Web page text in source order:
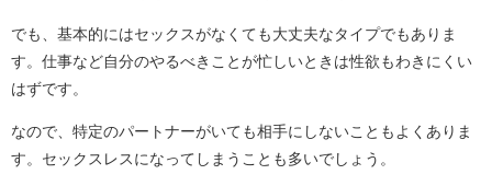
でも、基本的にはセックスがなくても大丈夫なタイプでもありま
す。仕事など自分のやるべきことが忙しいときは性欲もわきにくい
はずです。
なので、特定のパートナーがいても相手にしないこともよくありま
す。セックスレスになってしまうことも多いでしょう。